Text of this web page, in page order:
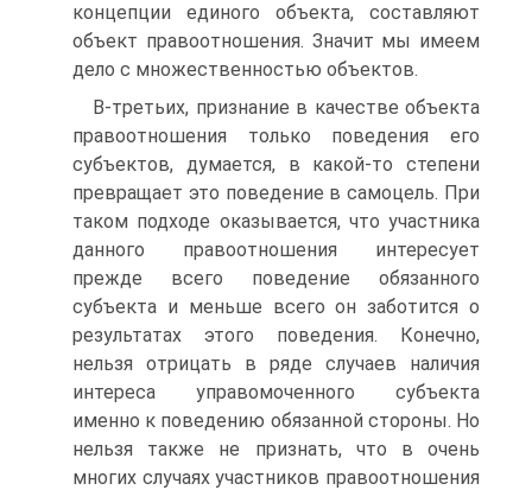
концепции единого объекта, составляют
объект правоотношения. Значит мы имеем
дело с множественностью объектов.
В-третьих, признание в качестве объекта
правоотношения только поведения его
субъектов, думается, в какой-то степени
превращает это поведение в самоцель. При
таком подходе оказывается, что участника
данного правоотношения интересует
прежде всего поведение обязанного
субъекта и меньше всего он заботится о
результатах этого поведения. Конечно,
нельзя отрицать в ряде случаев наличия
интереса управомоченного субъекта
именно к поведению обязанной стороны. Но
нельзя также не признать, что в очень
многих случаях участников правоотношения